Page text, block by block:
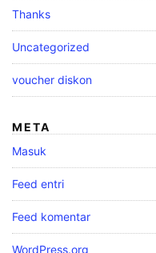
Thanks
Uncategorized
voucher diskon
META
Masuk
Feed entri
Feed komentar
WordPress.org